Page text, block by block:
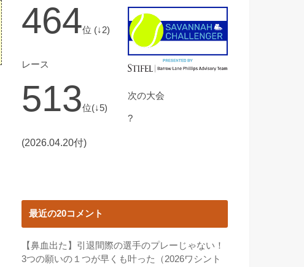
464位 (↓2)
レース
513位(↓5)
(2026.04.20付)
次の大会
?
最近の20コメント
【鼻血出た】引退間際の選手のプレーじゃない！
3つの願いの１つが早くも叶った（2026ワシント